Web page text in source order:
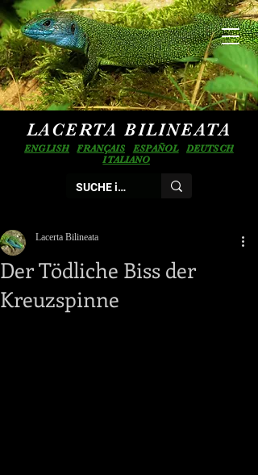
LACERTA BILINEATA
ENGLISH FRANÇAIS ESPAÑOL
DEUTSCH
ITALIANO
Der Tödliche Biss der
Kreuzspinne
Lacerta Bilineata